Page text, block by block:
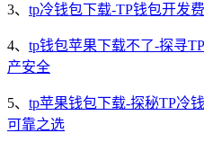
3、 tp冷钱包下载-TP钱包开发
4、 tp钱包苹果下载不了-探寻
产安全
5、 tp苹果钱包下载-探秘TP冷
可靠之选